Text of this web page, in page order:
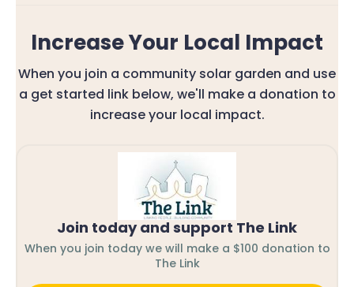
Increase Your Local Impact
When you join a community solar garden and use
a get started link below, we'll make a donation to
increase your local impact.
Join today and support The Link
When you join today we will make a $100 donation to
The Link